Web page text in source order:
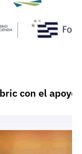
con el apoyo